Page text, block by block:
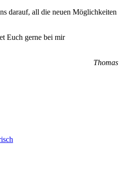
darauf, all die neuen Möglichkeiten
Euch gerne bei mir
Thomas